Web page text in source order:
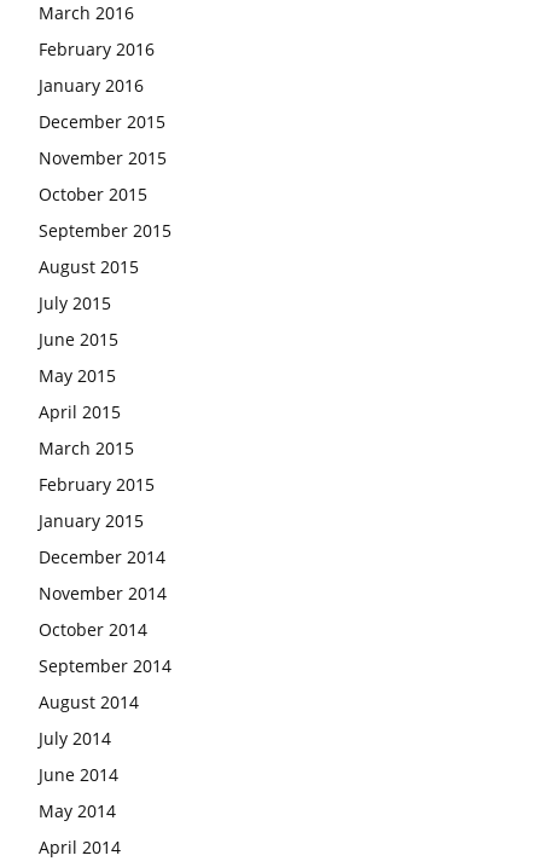
March 2016
February 2016
January 2016
December 2015
November 2015
October 2015
September 2015
August 2015
July 2015
June 2015
May 2015
April 2015
March 2015
February 2015
January 2015
December 2014
November 2014
October 2014
September 2014
August 2014
July 2014
June 2014
May 2014
April 2014